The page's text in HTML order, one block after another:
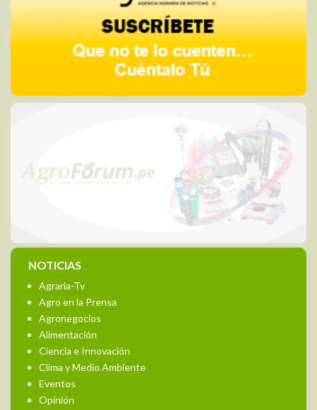
NOTICIAS
Agraria-Tv
Agro en la Prensa
Agronegocios
Alimentación
Ciencia e Innovación
Clima y Medio Ambiente
Eventos
Opinión